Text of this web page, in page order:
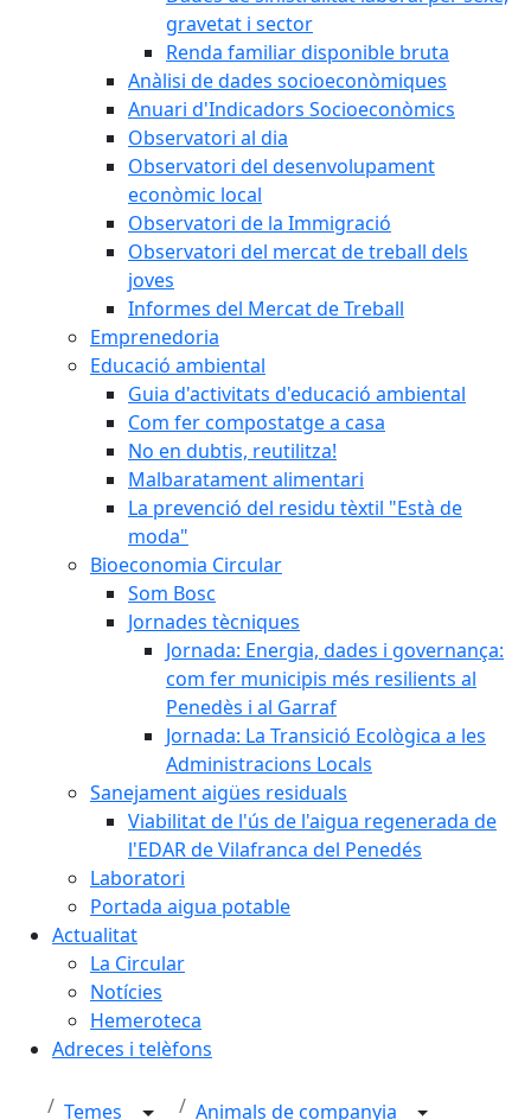
gravetat i sector
Renda familiar disponible bruta
Anàlisi de dades socioeconòmiques
Anuari d'Indicadors Socioeconòmics
Observatori al dia
Observatori del desenvolupament
econòmic local
Observatori de la Immigració
Observatori del mercat de treball dels
joves
Informes del Mercat de Treball
Emprenedoria
Educació ambiental
Guia d'activitats d'educació ambiental
Com fer compostatge a casa
No en dubtis, reutilitza!
Malbaratament alimentari
La prevenció del residu tèxtil "Està de
moda"
Bioeconomia Circular
Som Bosc
Jornades tècniques
Jornada: Energia, dades i governança:
com fer municipis més resilients al
Penedès i al Garraf
Jornada: La Transició Ecològica a les
Administracions Locals
Sanejament aigües residuals
Viabilitat de l'ús de l'aigua regenerada de
l'EDAR de Vilafranca del Penedés
Laboratori
Portada aigua potable
Actualitat
La Circular
Notícies
Hemeroteca
Adreces i telèfons
Temes
Animals de companyia